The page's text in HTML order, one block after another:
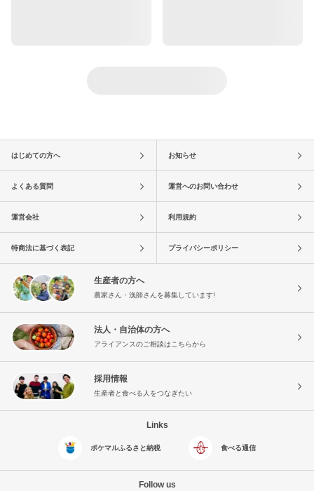
はじめての方へ お知らせ
よくある質問 運営へのお問い合わせ
運営会社 利用規約
特商法に基づく表記 プライバシーポリシー
生産者の方へ
農家さん・漁師さんを募集しています!
法人・自治体の方へ
アライアンスのご相談はこちらから
採用情報
生産者と食べる人をつなぎたい
Links
ポケマルふるさと納税 食べる通信
Follow us